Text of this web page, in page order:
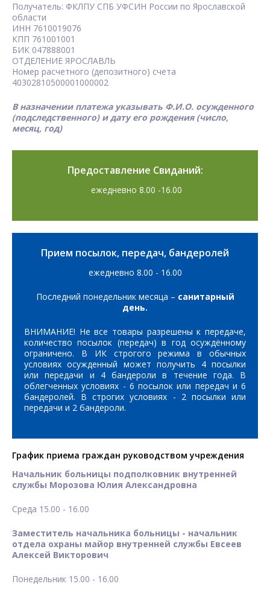
Получатель: ФКЛПУ СПБ УФСИН России по Ярославской
области
ИНН 7610019076
КПП 761001001
БИК 047888001
ОТДЕЛЕНИЕ ЯРОСЛАВЛЬ
Номер расчетного (депозитного) счета
40302810500001000002
В назначении платежа указывать Ф.И.О. осужденного
(подследственного) и дату его рождения (число,
месяц, год)
Предоставление Свиданий:
ежедневно 8.00 -16.00
Прием посылок, передач, бандеролей
ежедневно 8.00 - 16.00
Последний понедельник месяца – санитарный
день.
ВНИМАНИЕ! Не все товары разрешены к передаче,
количество посылок (передач) в год осуждённому
ограничено. В ИК строгого режима в обычных
условиях осужденный может получить 4 посылки
или передачи и 4 бандероли в течение года. В
облегченных условиях - 6 посылок или передач и 6
бандеролей. В строгих условиях - 2 посылки или
передачи и 2 бандероли.
График приема граждан руководством учреждения
Начальник больницы подполковник внутренней
службы Морозова Юлия Александровна
Среда 15.00 - 16.00
Заместитель начальника больницы - начальник
отдела охраны майор внутренней службы Евсеев
Алексей Викторович
Понедельник 15.00 - 16.00